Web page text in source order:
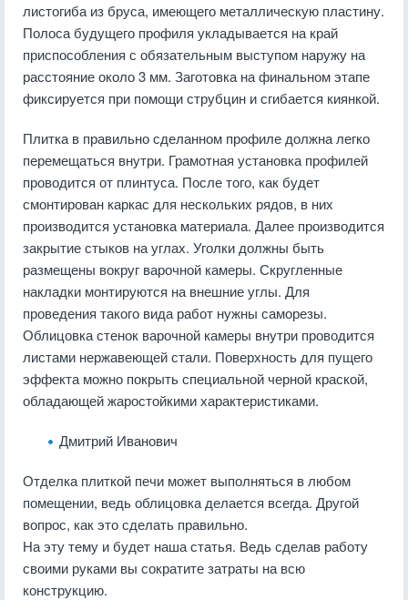
листогиба из бруса, имеющего металлическую пластину.
Полоса будущего профиля укладывается на край
приспособления с обязательным выступом наружу на
расстояние около 3 мм. Заготовка на финальном этапе
фиксируется при помощи струбцин и сгибается киянкой.
Плитка в правильно сделанном профиле должна легко
перемещаться внутри. Грамотная установка профилей
проводится от плинтуса. После того, как будет
смонтирован каркас для нескольких рядов, в них
производится установка материала. Далее производится
закрытие стыков на углах. Уголки должны быть
размещены вокруг варочной камеры. Скругленные
накладки монтируются на внешние углы. Для
проведения такого вида работ нужны саморезы.
Облицовка стенок варочной камеры внутри проводится
листами нержавеющей стали. Поверхность для пущего
эффекта можно покрыть специальной черной краской,
обладающей жаростойкими характеристиками.
Дмитрий Иванович
Отделка плиткой печи может выполняться в любом
помещении, ведь облицовка делается всегда. Другой
вопрос, как это сделать правильно.
На эту тему и будет наша статья. Ведь сделав работу
своими руками вы сократите затраты на всю
конструкцию.